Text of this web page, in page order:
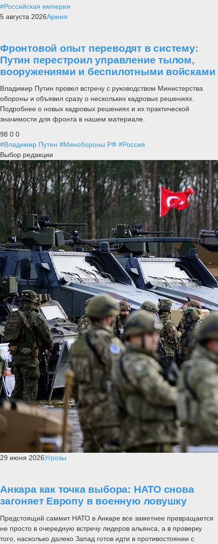
#Российская империя
5 августа 2026Армия
Фронтовой опыт переводят в систему:
Путин перестроил управление тылом,
вооружениями и беспилотными войсками
Владимир Путин провел встречу с руководством Министерства
обороны и объявил сразу о нескольких кадровых решениях.
Подробнее о новых кадровых решениях и их практической
значимости для фронта в нашем материале.
98 0 0
#Владимир Путин #Минобороны РФ #Россия
Выбор редакции
29 июня 2026Угрозы
Анкара как точка выбора: НАТО снова
загоняет Европу в военную ловушку
Предстоящий саммит НАТО в Анкаре все заметнее превращается
не просто в очередную встречу лидеров альянса, а в проверку
того, насколько далеко Запад готов идти в противостоянии с